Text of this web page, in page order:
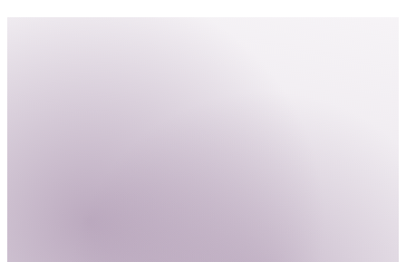
nutzt dies geschickt für seine Transformation.